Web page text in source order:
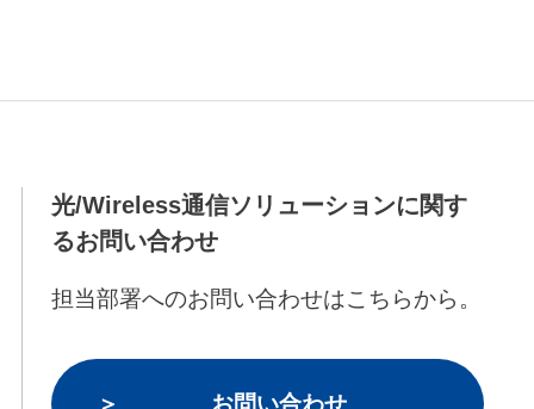
光/Wireless通信ソリューションに関す
るお問い合わせ
担当部署へのお問い合わせはこちらから。
お問い合わせ